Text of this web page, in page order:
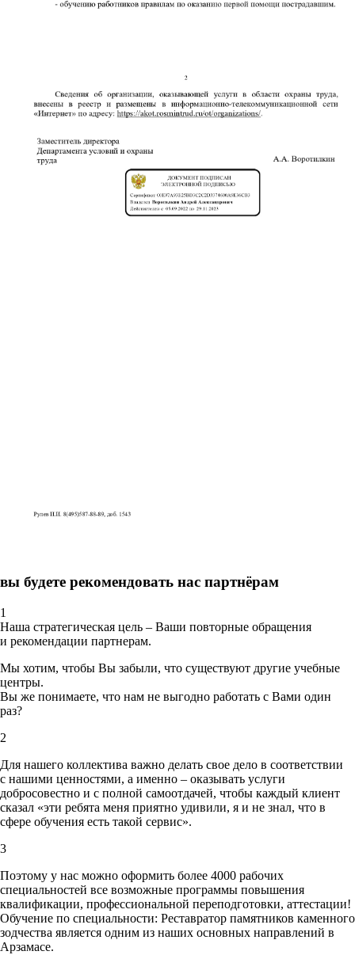
вы будете рекомендовать нас партнёрам
1
Наша стратегическая цель – Ваши повторные обращения
и рекомендации партнерам.
Мы хотим, чтобы Вы забыли, что существуют другие учебные
центры.
Вы же понимаете, что нам не выгодно работать с Вами один
раз?
2
Для нашего коллектива важно делать свое дело в соответствии
с нашими ценностями, а именно – оказывать услуги
добросовестно и с полной самоотдачей, чтобы каждый клиент
сказал «эти ребята меня приятно удивили, я и не знал, что в
сфере обучения есть такой сервис».
3
Поэтому у нас можно оформить более 4000 рабочих
специальностей все возможные программы повышения
квалификации, профессиональной переподготовки, аттестации!
Обучение по специальности: Реставратор памятников каменного
зодчества является одним из наших основных направлений в
Арзамасе.